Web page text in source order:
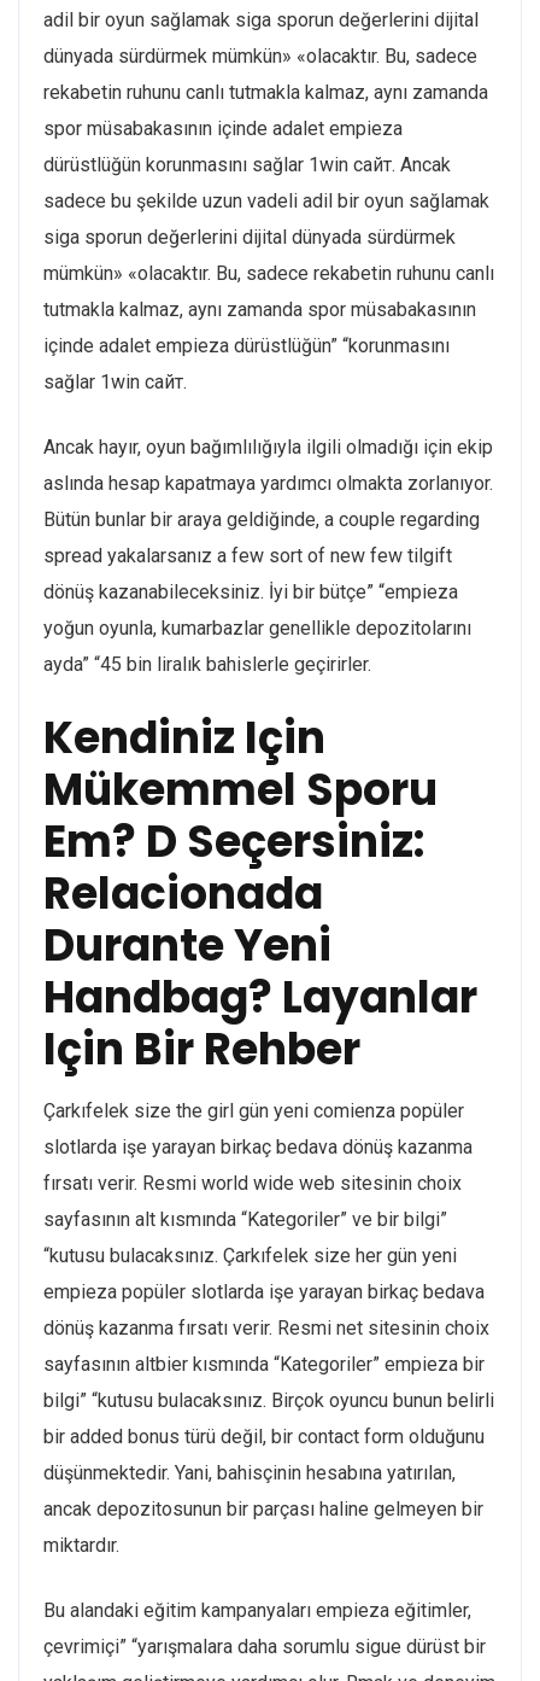
adil bir oyun sağlamak siga sporun değerlerini dijital
dünyada sürdürmek mümkün» «olacaktır. Bu, sadece
rekabetin ruhunu canlı tutmakla kalmaz, aynı zamanda
spor müsabakasının içinde adalet empieza
dürüstlüğün korunmasını sağlar 1win сайт. Ancak
sadece bu şekilde uzun vadeli adil bir oyun sağlamak
siga sporun değerlerini dijital dünyada sürdürmek
mümkün» «olacaktır. Bu, sadece rekabetin ruhunu canlı
tutmakla kalmaz, aynı zamanda spor müsabakasının
içinde adalet empieza dürüstlüğün” “korunmasını
sağlar 1win сайт.
Ancak hayır, oyun bağımlılığıyla ilgili olmadığı için ekip
aslında hesap kapatmaya yardımcı olmakta zorlanıyor.
Bütün bunlar bir araya geldiğinde, a couple regarding
spread yakalarsanız a few sort of new few tilgift
dönüş kazanabileceksiniz. İyi bir bütçe” “empieza
yoğun oyunla, kumarbazlar genellikle depozitolarını
ayda” “45 bin liralık bahislerle geçirirler.
Kendiniz Için
Mükemmel Sporu
Em? D Seçersiniz:
Relacionada
Durante Yeni
Handbag? Layanlar
Için Bir Rehber
Çarkıfelek size the girl gün yeni comienza popüler
slotlarda işe yarayan birkaç bedava dönüş kazanma
fırsatı verir. Resmi world wide web sitesinin choix
sayfasının alt kısmında “Kategoriler” ve bir bilgi”
“kutusu bulacaksınız. Çarkıfelek size her gün yeni
empieza popüler slotlarda işe yarayan birkaç bedava
dönüş kazanma fırsatı verir. Resmi net sitesinin choix
sayfasının altbier kısmında “Kategoriler” empieza bir
bilgi” “kutusu bulacaksınız. Birçok oyuncu bunun belirli
bir added bonus türü değil, bir contact form olduğunu
düşünmektedir. Yani, bahisçinin hesabına yatırılan,
ancak depozitosunun bir parçası haline gelmeyen bir
miktardır.
Bu alandaki eğitim kampanyaları empieza eğitimler,
çevrimiçi” “yarışmalara daha sorumlu sigue dürüst bir